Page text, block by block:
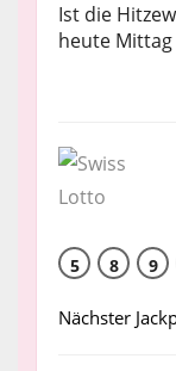
Ist die
heute Mittag
5 8 9
Nächster